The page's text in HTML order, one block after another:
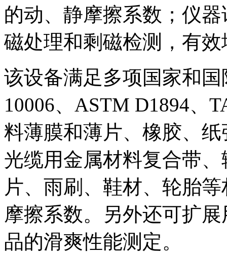
的动、静摩擦系数；仪
磁处理和剩磁检测，有
该设备满足多项国家和国
10006、ASTM D1894、
料薄膜和薄片、橡胶、
光缆用金属材料复合带
片、雨刷、鞋材、轮胎
摩擦系数。另外还可扩
品的滑爽性能测定。